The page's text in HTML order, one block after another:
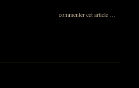
commenter cet article